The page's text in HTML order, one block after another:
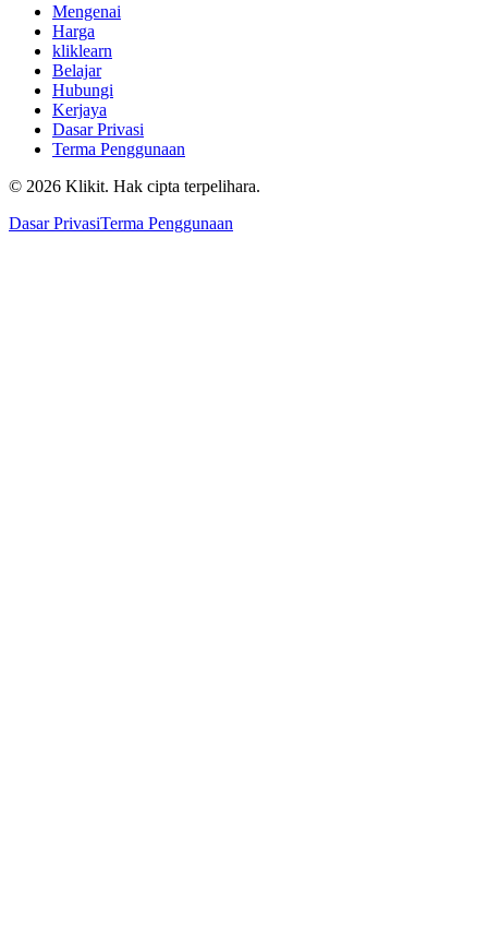
Mengenai
Harga
kliklearn
Belajar
Hubungi
Kerjaya
Dasar Privasi
Terma Penggunaan
© 2026 Klikit. Hak cipta terpelihara.
Dasar PrivasiTerma Penggunaan